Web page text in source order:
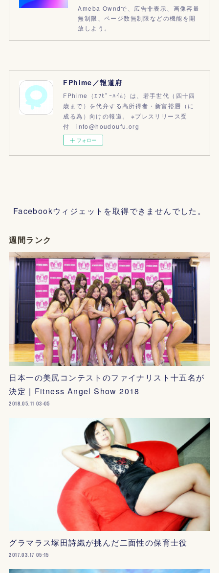
Ameba Owndで、広告非表示、画像容量
無制限、ページ数無制限などの機能を開
放しよう。
FPhime／報道府
FPhime（ｴﾌﾋﾟｰﾊｲﾑ）は、若手世代（四十四
歳まで）を代弁する高所得者・新富裕層（に
成る為）向けの報道。 ※プレスリリース受
付 info@houdoufu.org
フォロー
Facebookウィジェットを取得できませんでした。
週間ランク
日本一の美尻コンテストのファイナリスト十五名が
決定｜Fitness Angel Show 2018
2018.05.11 03:05
グラマラス塚田詩織が挑んだ二面性の保育士役
2017.03.17 05:15